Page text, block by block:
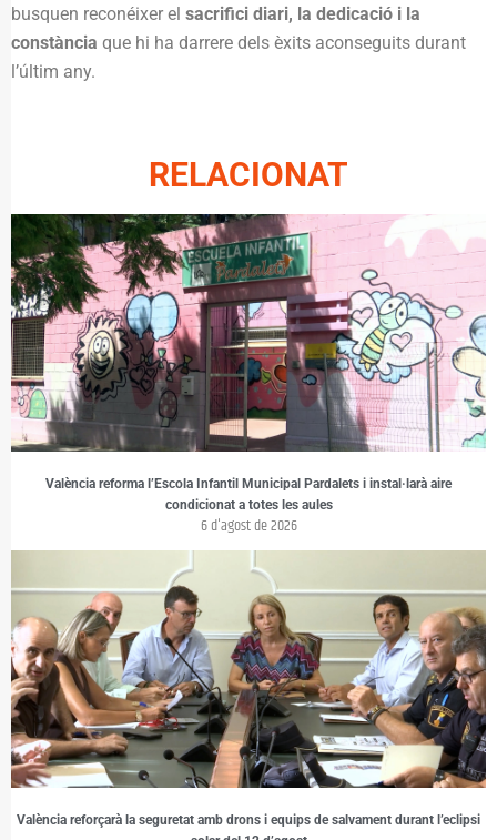
busquen reconéixer el sacrifici diari, la dedicació i la
constància que hi ha darrere dels èxits aconseguits durant
l’últim any.
RELACIONAT
València reforma l’Escola Infantil Municipal Pardalets i instal·larà aire
condicionat a totes les aules
6 d'agost de 2026
València reforçarà la seguretat amb drons i equips de salvament durant l’eclipsi